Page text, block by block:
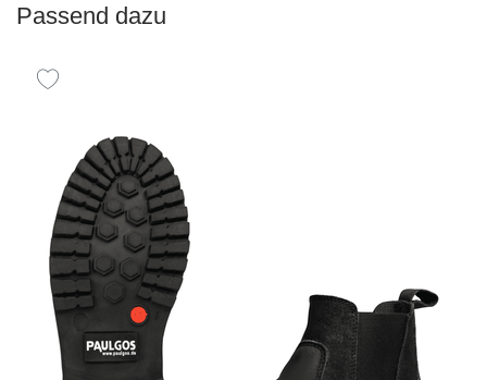
Passend dazu